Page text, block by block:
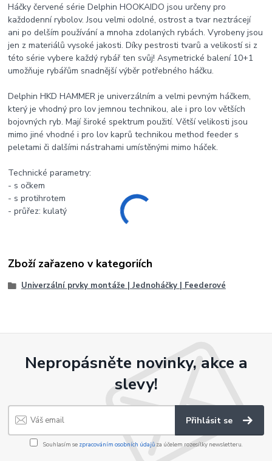
Háčky červené série Delphin HOOKAIDO jsou určeny pro
každodenní rybolov. Jsou velmi odolné, ostrost a tvar neztrácejí
ani po delším používání a mnoha zdolaných rybách. Vyrobeny jsou
jen z materiálů vysoké jakosti. Díky pestrosti tvarů a velikostí si z
této série vybere každý rybář ten svůj! Asymetrické balení 10+1
umožňuje rybářům snadnější výběr potřebného háčku.
Delphin HKD HAMMER je univerzálním a velmi pevným háčkem,
který je vhodný pro lov jemnou technikou, ale i pro lov větších
bojovných ryb. Mají široké spektrum použití. Větší velikosti jsou
mimo jiné vhodné i pro lov kaprů technikou method feeder s
peletami či dalšími nástrahami umístěnými mimo háček.
Technické parametry:
- s očkem
- s protihrotem
- průřez: kulatý
Zboží zařazeno v kategoriích
Univerzální prvky montáže | Jednoháčky | Feederové
Nepropásněte novinky, akce a
slevy!
Přihlásit se
Souhlasím se zpracováním osobních údajůza účelem rozesílky newsletteru.